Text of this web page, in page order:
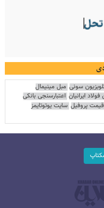
سونی مبل مینیمال
ایرانیان اعتبارسنجی بانکی
قیمت پروفیل سایت یوتوتایمز